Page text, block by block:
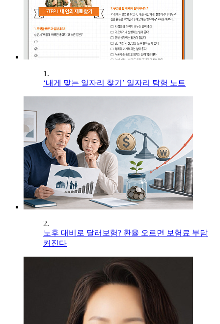
1.
‘내게 맞는 일자리 찾기’ 일자리 탐험 노트
2.
노후 대비로 달러보험? 환율 오르면 보험료 부담
커진다